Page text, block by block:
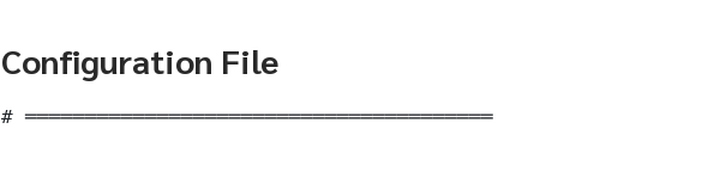
Configuration File
# ═══════════════════════════════════════